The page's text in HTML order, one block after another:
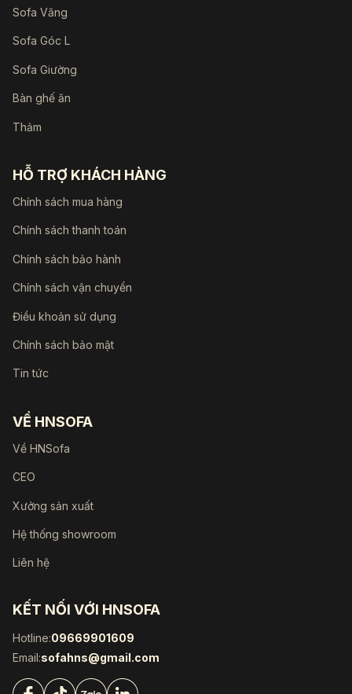
Sofa Văng
Sofa Góc L
Sofa Giường
Bàn ghế ăn
Thảm
HỖ TRỢ KHÁCH HÀNG
Chính sách mua hàng
Chính sách thanh toán
Chính sách bảo hành
Chính sách vận chuyển
Điều khoản sử dụng
Chính sách bảo mật
Tin tức
VỀ HNSOFA
Về HNSofa
CEO
Xưởng sản xuất
Hệ thống showroom
Liên hệ
KẾT NỐI VỚI HNSOFA
Hotline:09669901609
Email:sofahns@gmail.com